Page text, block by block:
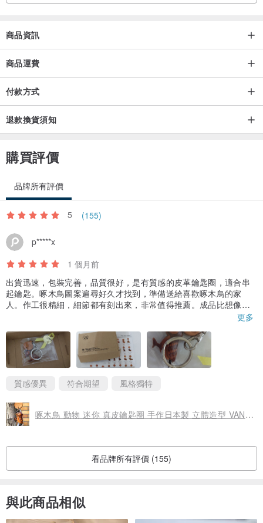
商品資訊
商品運費
付款方式
退款換貨須知
購買評價
品牌所有評價
5 (155)
p*****x
1 個月前
出貨迅速，包裝完善，品質很好，是有質感的皮革鑰匙圈，適合串
起鑰匙。啄木鳥圖案遍尋好久才找到，準備送給喜歡啄木鳥的家
人。作工很精細，細節都有刻出來，非常值得推薦。成品比想像中
更多
質感優異 符合期望 風格獨特
啄木鳥 動物 迷你 真皮鑰匙圈 手作日本製 立體造型 VANCA
看品牌所有評價 (155)
與此商品相似